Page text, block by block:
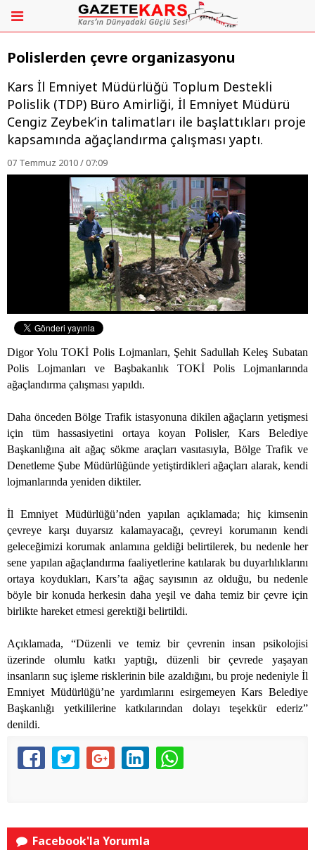
Polislerden çevre organizasyonu
Kars İl Emniyet Müdürlüğü Toplum Destekli
Polislik (TDP) Büro Amirliği, İl Emniyet Müdürü
Cengiz Zeybek’in talimatları ile başlattıkları proje
kapsamında ağaçlandırma çalışması yaptı.
07 Temmuz 2010 / 07:09
Digor Yolu TOKİ Polis Lojmanları, Şehit Sadullah Keleş Subatan
Polis Lojmanları ve Başbakanlık TOKİ Polis Lojmanlarında
ağaçlandırma çalışması yapıldı.
Daha önceden Bölge Trafik istasyonuna dikilen ağaçların yetişmesi
için tüm hassasiyetini ortaya koyan Polisler, Kars Belediye
Başkanlığına ait ağaç sökme araçları vasıtasıyla, Bölge Trafik ve
Denetleme Şube Müdürlüğünde yetiştirdikleri ağaçları alarak, kendi
lojmanlarında yeniden diktiler.
İl Emniyet Müdürlüğü’nden yapılan açıklamada; hiç kimsenin
çevreye karşı duyarsız kalamayacağı, çevreyi korumanın kendi
geleceğimizi korumak anlamına geldiği belirtilerek, bu nedenle her
sene yapılan ağaçlandırma faaliyetlerine katılarak bu duyarlılıklarını
ortaya koydukları, Kars’ta ağaç sayısının az olduğu, bu nedenle
böyle bir konuda herkesin daha yeşil ve daha temiz bir çevre için
birlikte hareket etmesi gerektiği belirtildi.
Açıklamada, “Düzenli ve temiz bir çevrenin insan psikolojisi
üzerinde olumlu katkı yaptığı, düzenli bir çevrede yaşayan
insanların suç işleme risklerinin bile azaldığını, bu proje nedeniyle İl
Emniyet Müdürlüğü’ne yardımlarını esirgemeyen Kars Belediye
Başkanlığı yetkililerine katkılarından dolayı teşekkür ederiz”
denildi.
Facebook'la Yorumla